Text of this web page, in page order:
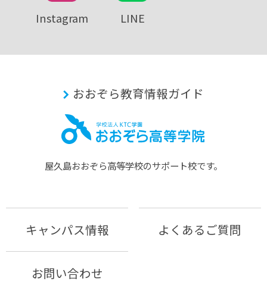
Instagram LINE
おおぞら教育情報ガイド
屋久島おおぞら⾼等学校のサポート校です。
キャンパス情報 よくあるご質問
お問い合わせ